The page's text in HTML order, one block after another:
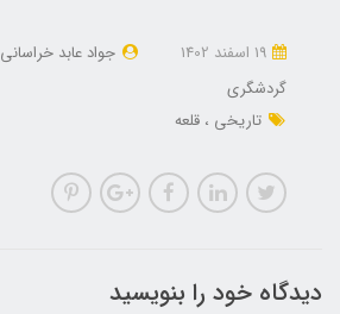
جواد عابد خراسانی
گردشگری
تاریخی
قلعه
دیدگاه خود را بنویسید